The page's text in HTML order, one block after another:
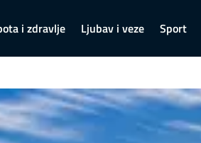
i zdravlje Ljubav i veze Sport